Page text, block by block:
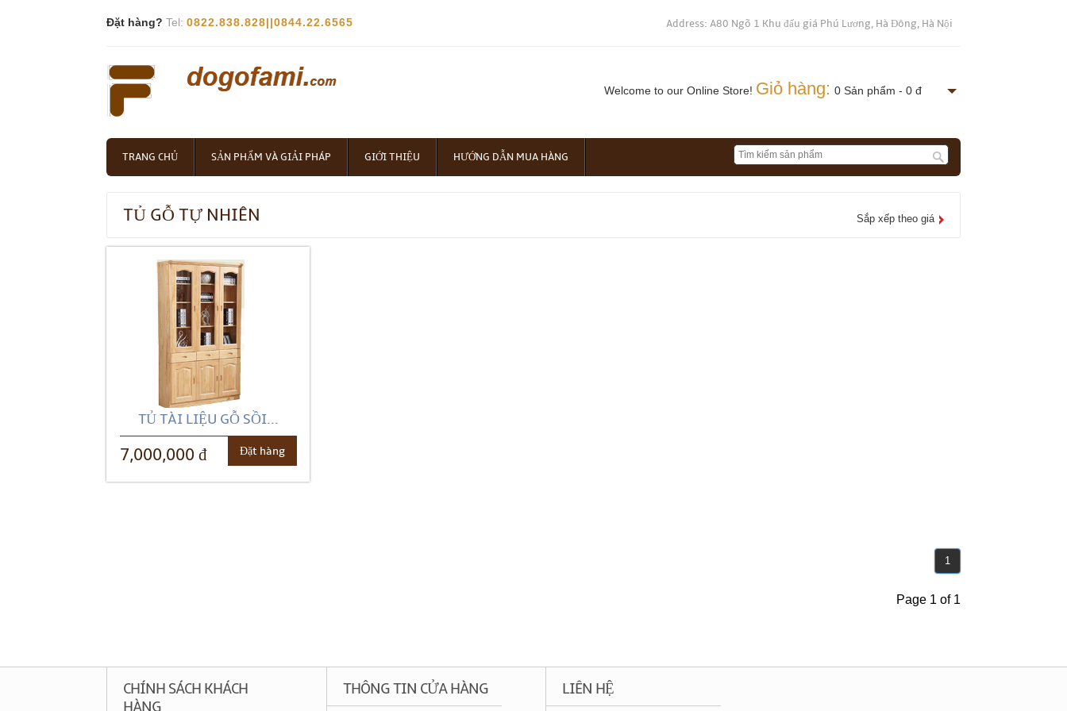
Đặt hàng? Tel:0822.838.828||0844.22.6565 Address: A80 Ngõ 1 Khu đấu giá Phú Lương, Hà Đông, Hà Nội
Welcome to our Online Store! Giỏ hàng: 0 Sản phẩm - 0 đ
TRANG CHỦ SẢN PHẨM VÀ GIẢI PHÁP GIỚI THIỆU HƯỚNG DẪN MUA HÀNG
TỦ GỖ TỰ NHIÊN Sắp xếp theo giá
TỦ TÀI LIỆU GỖ SỒI...
7,000,000 đ Đặt hàng
1
Page 1 of 1
CHÍNH SÁCH KHÁCH
HÀNG
THÔNG TIN CỬA HÀNG LIÊN HỆ